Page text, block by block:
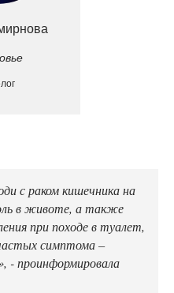
с раком кишечника на
в животе, а также
при походе в туалет,
симптома –
- проинформировала